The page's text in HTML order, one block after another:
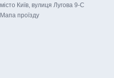
місто Київ, вулиця Лугова 9-С
Мапа проїзду